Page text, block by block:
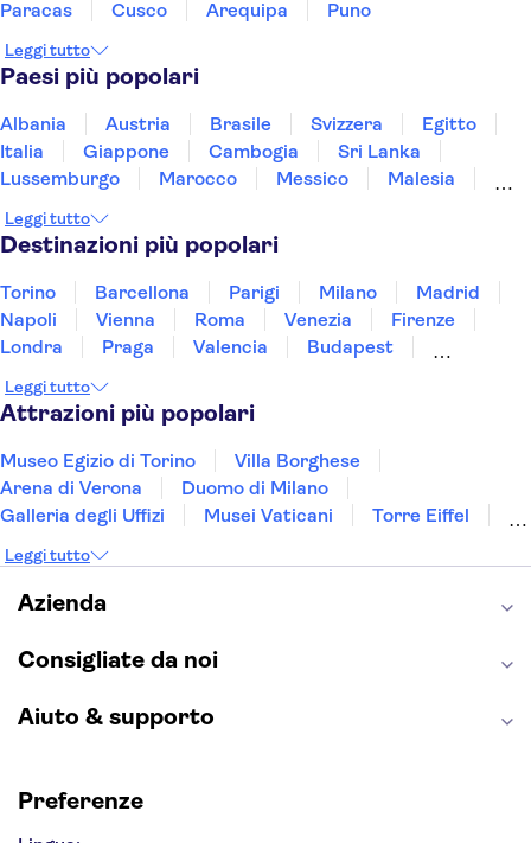
Paracas
Cusco Arequipa Puno
Leggi tutto
Paesi più popolari
Albania Austria Brasile Svizzera
Egitto
Italia
Giappone Cambogia
Sri Lanka
Lussemburgo
Marocco Messico
Malesia
Tunisia
Turchia Vietnam
Leggi tutto
Destinazioni più popolari
Torino Barcellona Parigi Milano
Madrid
Napoli
Vienna Roma Venezia
Firenze
Londra
Praga Valencia
Budapest
Palermo
Leggi tutto
Attrazioni più popolari
Museo Egizio di Torino
Villa Borghese
Arena di Verona
Duomo di Milano
Galleria degli Uffizi
Musei Vaticani
Torre Eiffel
Reggia di Caserta
Teatro alla Scala
Sagrada Familia
Napoli Sotterranea
Leggi tutto
Azienda
Consigliate da noi
Aiuto & supporto
Preferenze